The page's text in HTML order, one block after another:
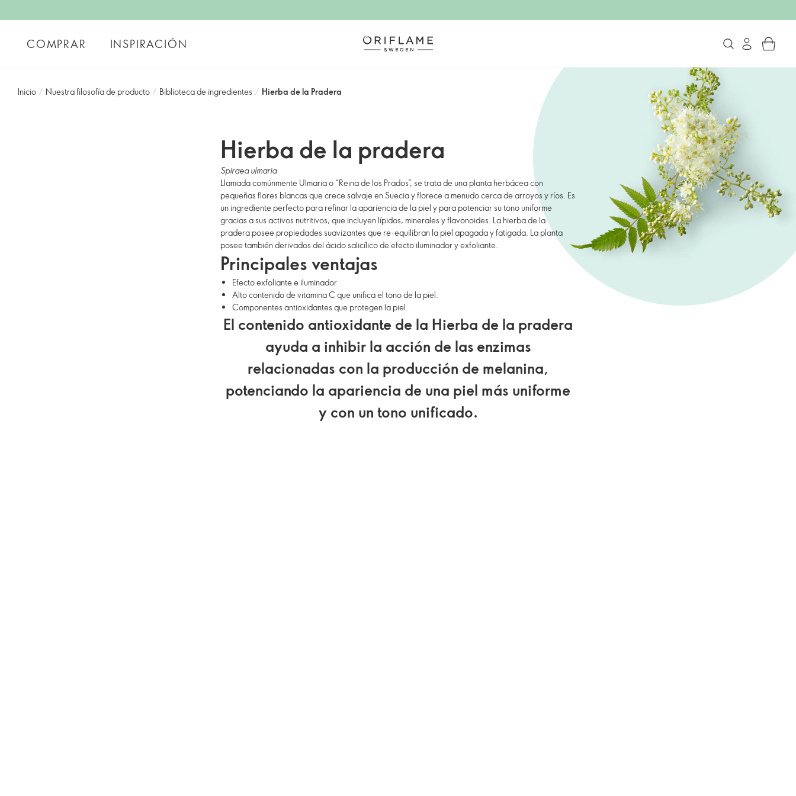
COMPRAR INSPIRACIÓN
Inicio / Nuestra filosofía de producto / Biblioteca de ingredientes / Hierba de la Pradera
Hierba de la pradera
Spiraea ulmaria
Llamada comúnmente Ulmaria o “Reina de los Prados”, se trata de una planta herbácea con
pequeñas flores blancas que crece salvaje en Suecia y florece a menudo cerca de arroyos y ríos. Es
un ingrediente perfecto para refinar la apariencia de la piel y para potenciar su tono uniforme
gracias a sus activos nutritivos, que incluyen lípidos, minerales y flavonoides. La hierba de la
pradera posee propiedades suavizantes que re-equilibran la piel apagada y fatigada. La planta
posee también derivados del ácido salicílico de efecto iluminador y exfoliante.
Principales ventajas
Efecto exfoliante e iluminador
Alto contenido de vitamina C que unifica el tono de la piel.
Componentes antioxidantes que protegen la piel.
El contenido antioxidante de la Hierba de la pradera
ayuda a inhibir la acción de las enzimas
relacionadas con la producción de melanina,
potenciando la apariencia de una piel más uniforme
y con un tono unificado.